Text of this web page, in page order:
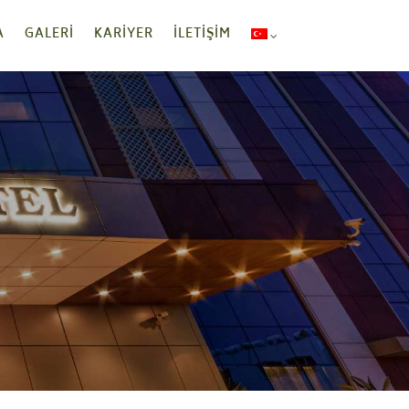
GALERI KARIYER İLETIŞIM